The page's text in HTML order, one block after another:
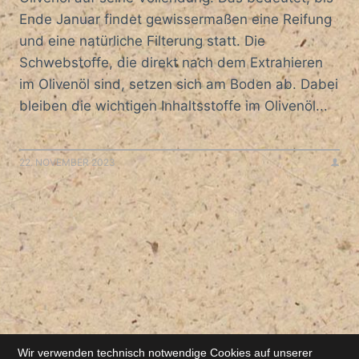
Ende Januar findet gewissermaßen eine Reifung
und eine natürliche Filterung statt. Die
Schwebstoffe, die direkt nach dem Extrahieren
im Olivenöl sind, setzen sich am Boden ab. Dabei
bleiben die wichtigen Inhaltsstoffe im Olivenöl...
22. NOVEMBER 2023
Wir verwenden technisch notwendige Cookies auf unserer